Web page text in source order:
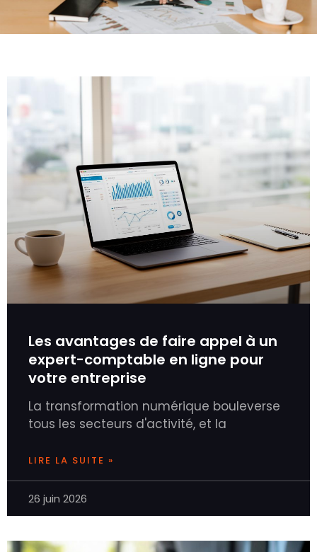
Les avantages de faire appel à un
expert-comptable en ligne pour
votre entreprise
La transformation numérique bouleverse
tous les secteurs d'activité, et la
LIRE LA SUITE »
26 juin 2026